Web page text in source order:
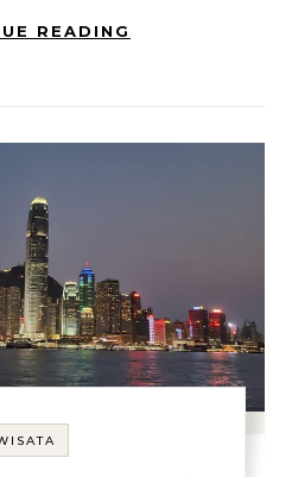
READING